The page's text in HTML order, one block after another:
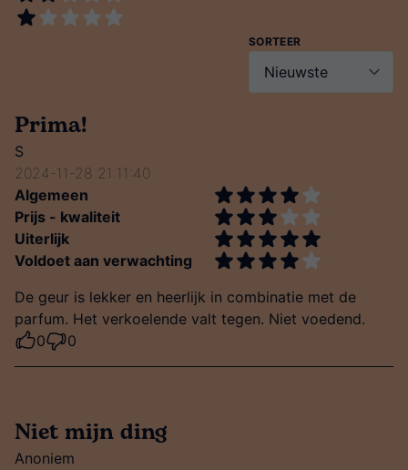
SORTEER
Prima!
S
2024-11-28 21:11:40
Algemeen
Prijs - kwaliteit
Uiterlijk
Voldoet aan verwachting
De geur is lekker en heerlijk in combinatie met de
parfum. Het verkoelende valt tegen. Niet voedend.
0
0
Niet mijn ding
Anoniem